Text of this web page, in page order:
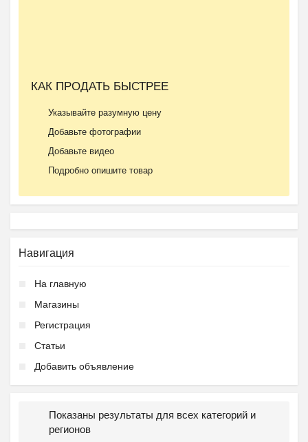
КАК ПРОДАТЬ БЫСТРЕЕ
Указывайте разумную цену
Добавьте фотографии
Добавьте видео
Подробно опишите товар
Навигация
На главную
Магазины
Регистрация
Статьи
Добавить объявление
Показаны результаты для всех категорий и
регионов